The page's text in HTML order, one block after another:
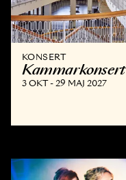
KONSERT
Kammar­konsert
3 OKT - 29 MAJ 2027